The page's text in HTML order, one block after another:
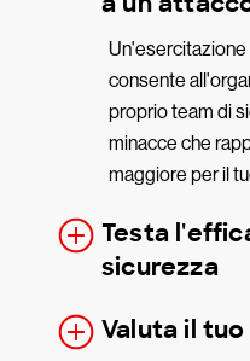
consente
proprio team di
minacce che
maggiore per il
Testa
sicurezza
Valuta il